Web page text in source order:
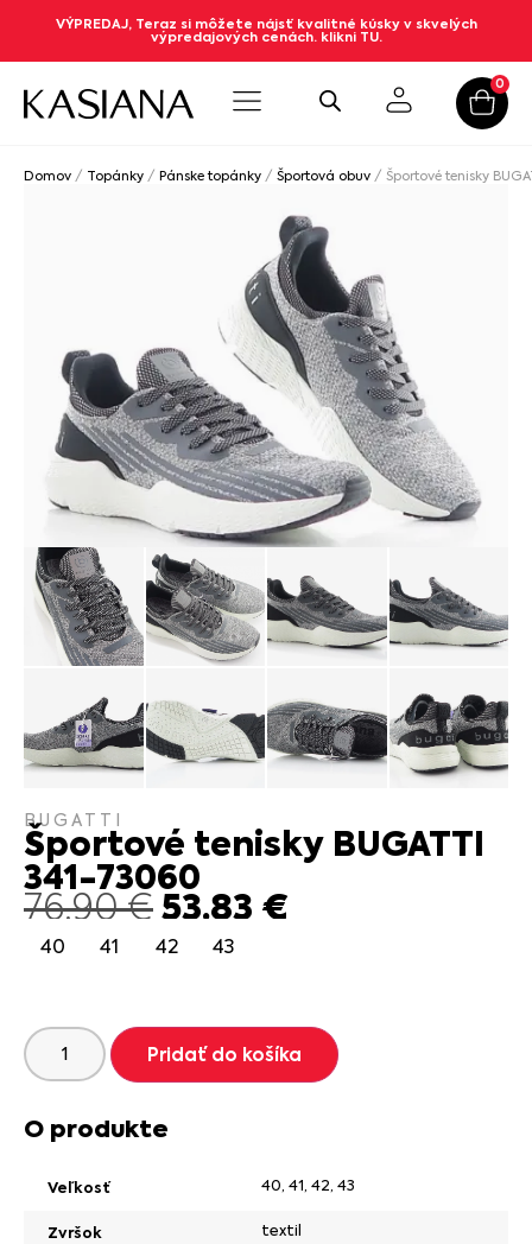
VÝPREDAJ, Teraz si môžete nájsť kvalitné kúsky v skvelých
výpredajových cenách. klikni TU.
0
Domov / Topánky / Pánske topánky / Športová obuv / Športové tenisky
BUGATTI
Športové tenisky BUGATTI
341-73060
76.90€53.83 €
40 41 42 43
Pridať do košíka
O produkte
Veľkosť 40, 41, 42, 43
Zvršok textil